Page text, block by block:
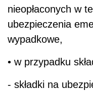
nieopłaconych w
ubezpieczenia
wypadkowe,
• w przypadku
- składki na